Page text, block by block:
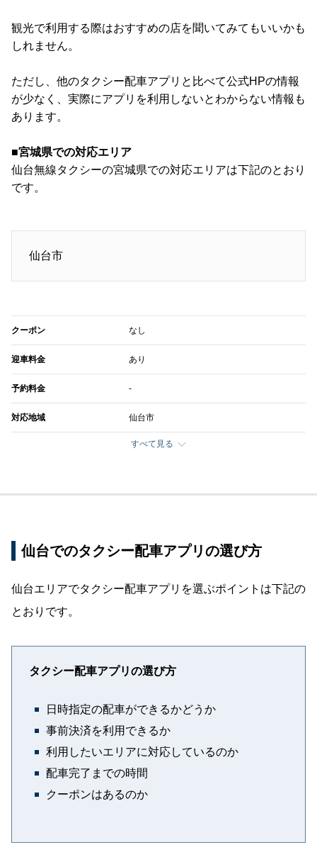
観光で利用する際はおすすめの店を聞いてみてもいいかも
しれません。
ただし、他のタクシー配車アプリと比べて公式HPの情報
が少なく、実際にアプリを利用しないとわからない情報も
あります。
■宮城県での対応エリア
仙台無線タクシーの宮城県での対応エリアは下記のとおり
です。
仙台市
クーポン なし
迎車料金 あり
予約料金 -
対応地域 仙台市
すべて見る
仙台でのタクシー配車アプリの選び方
仙台エリアでタクシー配車アプリを選ぶポイントは下記の
とおりです。
タクシー配車アプリの選び方
日時指定の配車ができるかどうか
事前決済を利用できるか
利用したいエリアに対応しているのか
配車完了までの時間
クーポンはあるのか